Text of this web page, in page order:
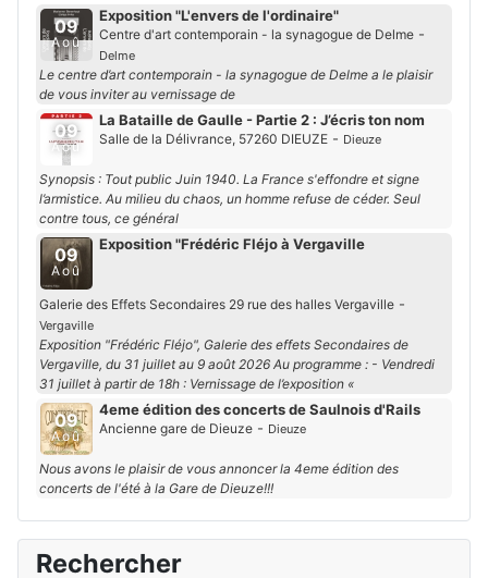
09
Aoû
Exposition "L'envers de l'ordinaire"
Centre d'art contemporain - la synagogue de Delme -
Delme
Le centre d’art contemporain - la synagogue de Delme a le plaisir
de vous inviter au vernissage de
09
Aoû
La Bataille de Gaulle - Partie 2 : J’écris ton nom
Salle de la Délivrance, 57260 DIEUZE - Dieuze
Synopsis : Tout public Juin 1940. La France s'effondre et signe
l’armistice. Au milieu du chaos, un homme refuse de céder. Seul
contre tous, ce général
09
Aoû
Exposition "Frédéric Fléjo à Vergaville
Galerie des Effets Secondaires 29 rue des halles Vergaville -
Vergaville
Exposition "Frédéric Fléjo", Galerie des effets Secondaires de
Vergaville, du 31 juillet au 9 août 2026 Au programme : - Vendredi
31 juillet à partir de 18h : Vernissage de l’exposition «
09
Aoû
4eme édition des concerts de Saulnois d'Rails
Ancienne gare de Dieuze - Dieuze
Nous avons le plaisir de vous annoncer la 4eme édition des
concerts de l'été à la Gare de Dieuze!!!
Rechercher